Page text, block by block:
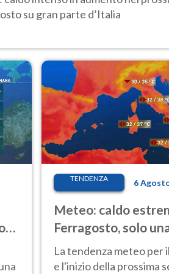
su gran parte d’Italia
TENDENZA 6
Meteo: caldo
Ferragosto, solo
pausa. Ecco dove
La tendenza meteo per
e l'inizio della prossima